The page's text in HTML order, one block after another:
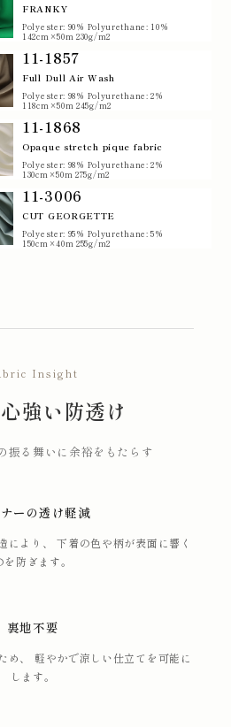
FRANKY
Polyester: 90% Polyurethane: 10%
142cm×50m 230g/m2
11-1857
Full Dull Air Wash
Polyester: 98% Polyurethane: 2%
118cm×50m 245g/m2
11-1868
Opaque stretch pique fabric
Polyester: 98% Polyurethane: 2%
130cm×50m 275g/m2
11-3006
CUT GEORGETTE
Polyester: 95% Polyurethane: 5%
150cm×40m 255g/m2
Insight
強い防透け
振る舞いに余裕をもたらす
ーの透け軽減
により、 下着の色や柄が表面に響く
を防ぎます。
裏地不要
め、 軽やかで涼しい仕立てを可能に
します。